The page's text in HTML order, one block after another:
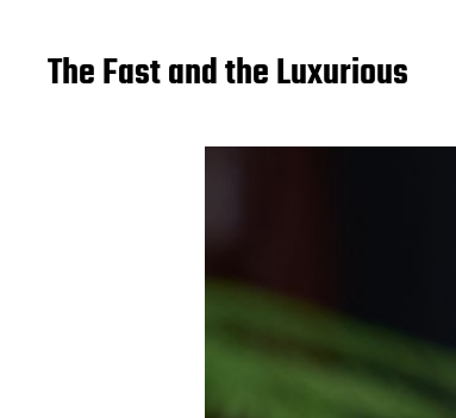
The Fast and the Luxurious